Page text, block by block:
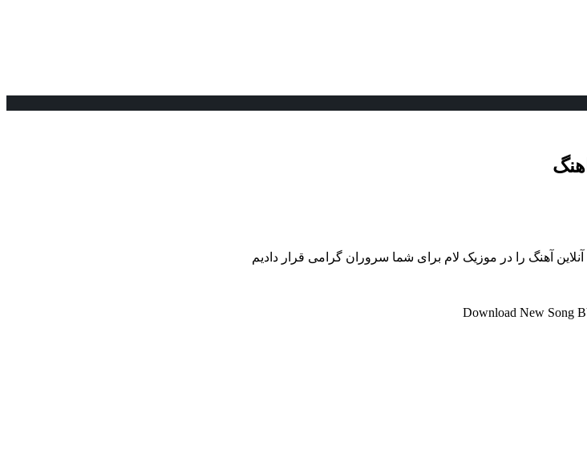
آهنگ را در موزیک لام برای شما سروران گرامی قرار دادیم
Download New Song